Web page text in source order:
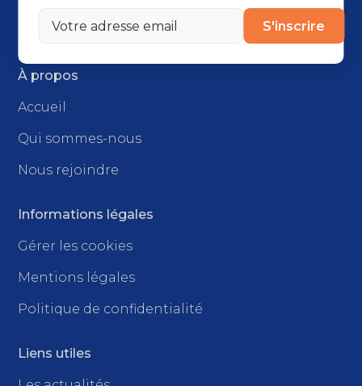
À propos
Accueil
Qui sommes-nous
Nous rejoindre
Informations légales
Gérer les cookies
Mentions légales
Politique de confidentialité
Liens utiles
S'inscrire